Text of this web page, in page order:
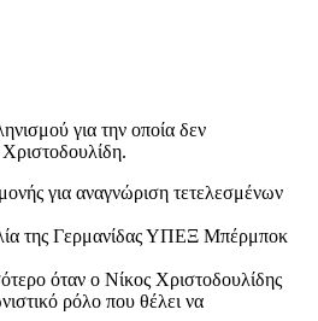
για την οποία δεν
για αναγνώριση τετελεσμένων
της Γερμανίδας ΥΠΕΞ Μπέρμποκ
όταν ο Νίκος Χριστοδουλίδης
ρόλο που θέλει να